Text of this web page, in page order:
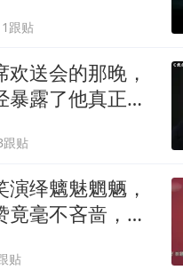
1跟贴
欢送会的那晚，
暴露了他真正爱
跟贴
演绎魑魅魍魉，
竟毫不吝啬，足
贴